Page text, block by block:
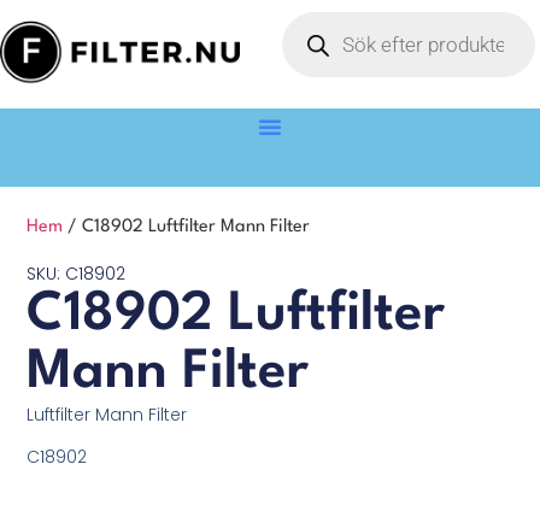
Hem / C18902 Luftfilter Mann Filter
SKU: C18902
C18902 Luftfilter
Mann Filter
Luftfilter Mann Filter
C18902